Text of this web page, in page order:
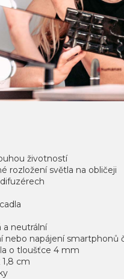
životností
rozložení světla na obličeji
a neutrální
napájení smartphonů
o tloušťce 4 mm
cm